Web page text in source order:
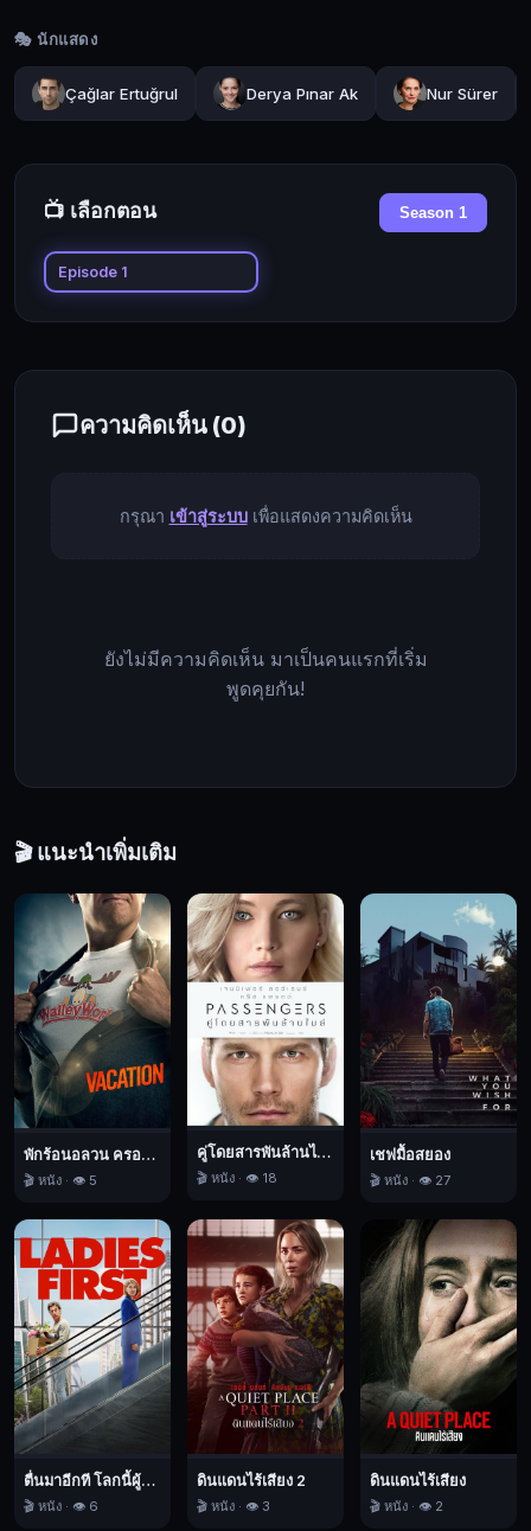
🔓
สู่
ระบบ
เต็ม
ไป
ด้วย
เธอ
กับ
ดีร์
มั่งคั่ง
รัก
ทั้ง
ต้อง
เผชิญ
บท
ทดสอบ
จาก
ความ
ทะเยอทะยาน
และ
แตก
ต่าง
กัน
Cirkin,
รัก
แท้
เหนือ
อำนาจ,
หนัง
🎭 นักแสดง
Çağlar Ertuğrul Derya Pınar Ak Nur Sürer
📺 เลือกตอน Season 1
Episode 1
ความคิดเห็น (0)
กรุณา เข้าสู่ระบบเพื่อแสดงความคิดเห็น
ยังไม่มีความคิดเห็น มาเป็นคนแรกที่เริ่ม
พูดคุยกัน!
🎬 แนะนำเพิ่มเติม
พักร้อนอลวน ครอบครัวอลเวง
🎬 หนัง · 👁️ 5
คู่โดยสารพันล้านไมล์
🎬 หนัง · 👁️ 18
เชฟมื้อสยอง
🎬 หนัง · 👁️ 27
ตื่นมาอีกที โลกนี้ผู้หญิงใหญ่
🎬 หนัง · 👁️ 6
ดินแดนไร้เสียง 2
🎬 หนัง · 👁️ 3
ดินแดนไร้เสียง
🎬 หนัง · 👁️ 2